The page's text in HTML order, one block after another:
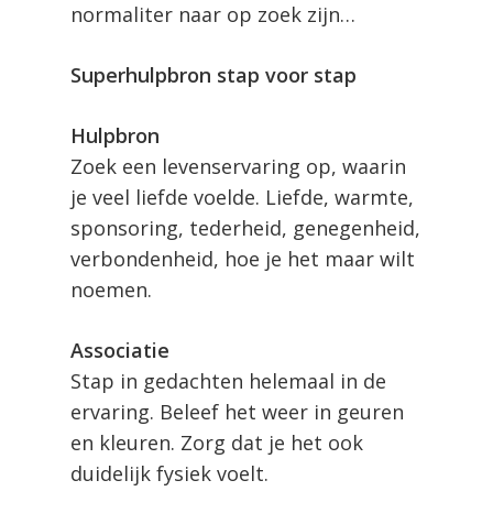
normaliter naar op zoek zijn…
Superhulpbron stap voor stap
Hulpbron
Zoek een levenservaring op, waarin
je veel liefde voelde. Liefde, warmte,
sponsoring, tederheid, genegenheid,
verbondenheid, hoe je het maar wilt
noemen.
Associatie
Stap in gedachten helemaal in de
ervaring. Beleef het weer in geuren
en kleuren. Zorg dat je het ook
duidelijk fysiek voelt.